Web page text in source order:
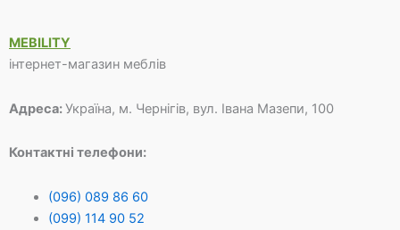
MEBILITY
інтернет-магазин меблів
Адреса:Україна, м. Чернігів, вул. Івана Мазепи, 100
Контактні телефони:
(096) 089 86 60
(099) 114 90 52